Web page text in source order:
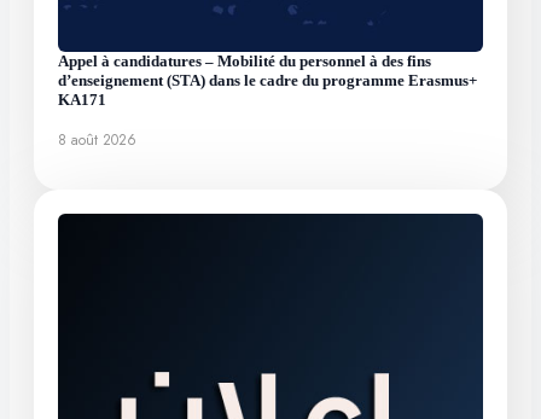
Appel à candidatures – Mobilité du personnel à des fins
d’enseignement (STA) dans le cadre du programme Erasmus+
KA171
8 août 2026